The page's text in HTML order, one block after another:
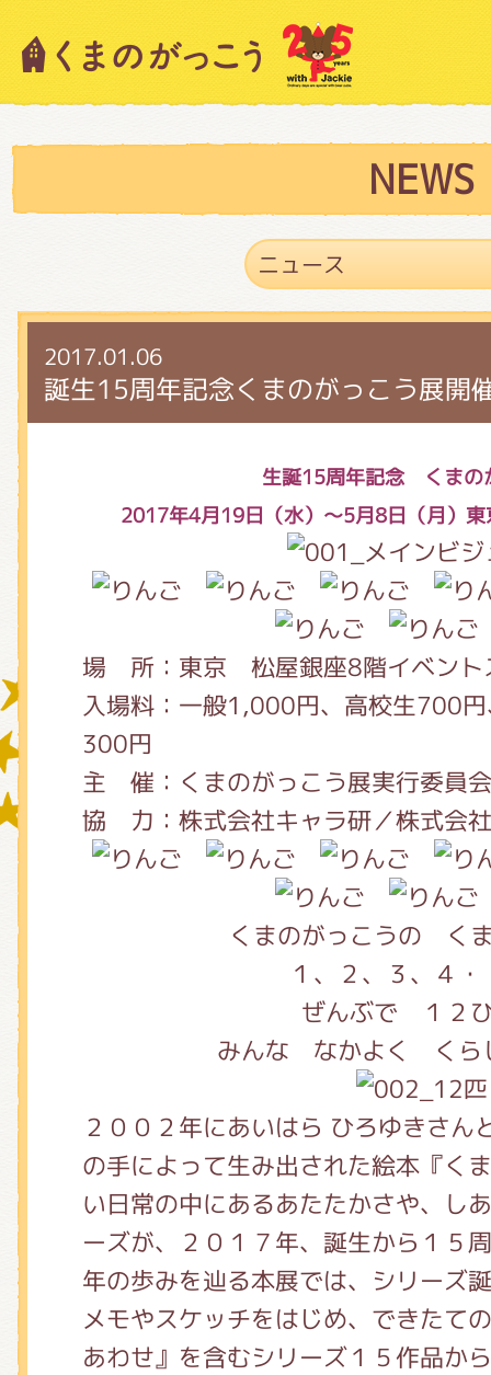
NEWS
2017.01.06
誕生15周年記念くまのがっこう展開
生誕15周年記念 くまの
2017年4月19日（水）～5月8日（月）
場 所：東京 松屋銀座8階イベント
入場料：一般1,000円、高校生700
300円
主 催：くまのがっこう展実行委員会
協 力：株式会社キャラ研／株式会
くまのがっこうの く
１、２、３、４
ぜんぶで １２
みんな なかよく くら
２００２年にあいはら ひろゆきさん
の手によって生み出された絵本『く
い日常の中にあるあたたかさや、し
ーズが、２０１７年、誕生から１５
年の歩みを辿る本展では、シリーズ
メモやスケッチをはじめ、できたて
あわせ』を含むシリーズ１５作品か
キャラクター紹介
スタッフブログ
絵本・作家紹介
ショップインフォメーション
グッズインフォメーション
ミュージカル・コンサート
おたのしみコンテンツ(クイズ・
チア ジャッキーズ！
くまのがっこう しょくいんしつ
くまのがっこう 家庭科部